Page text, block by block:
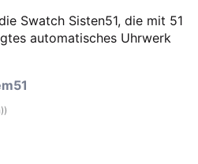
Swatch Sisten51, die mit 51
automatisches Uhrwerk